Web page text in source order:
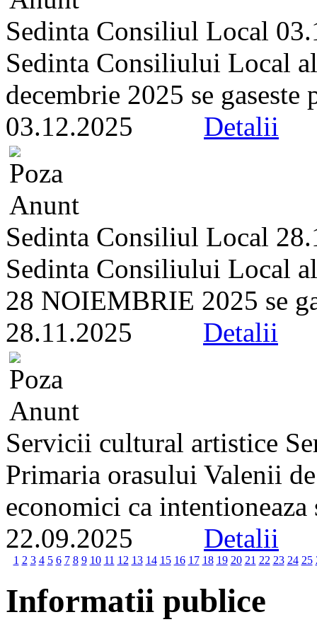
Sedinta Consiliul Local
Sedinta Consiliului Local
decembrie 2025 se
03.12.2025 Detalii
Sedinta Consiliul Local
Sedinta Consiliului Local
28 NOIEMBRIE 2025 se
28.11.2025 Detalii
Servicii cultural artistice
Primaria orasului Valenii
economici ca
22.09.2025 Detalii
1 2 3 4 5 6 7 8 9 10 11 12 13 14 15 16 17 18 19 20 21 22 23 24 25
Informatii publice